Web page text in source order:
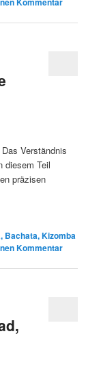
Verständnis
diesem Teil
präzisen
Bachata, Kizomba
Kommentar